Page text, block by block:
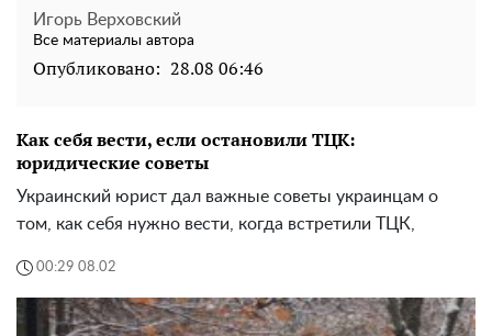
Игорь Верховский
Все материалы автора
Опубликовано: 28.08 06:46
Как себя вести, если остановили ТЦК:
юридические советы
Украинский юрист дал важные советы украинцам о
том, как себя нужно вести, когда встретили ТЦК,
00:29 08.02